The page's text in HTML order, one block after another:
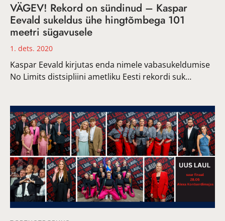
VÄGEV! Rekord on sündinud – Kaspar
Eevald sukeldus ühe hingtõmbega 101
meetri sügavusele
1. dets. 2020
Kaspar Eevald kirjutas enda nimele vabasukeldumise
No Limits distsipliini ametliku Eesti rekordi suk…